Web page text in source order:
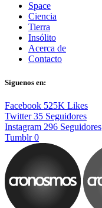
Space
Ciencia
Tierra
Insólito
Acerca de
Contacto
Síguenos en:
Facebook 525K Likes
Twitter 35 Seguidores
Instagram 296 Seguidores
Tumblr 0